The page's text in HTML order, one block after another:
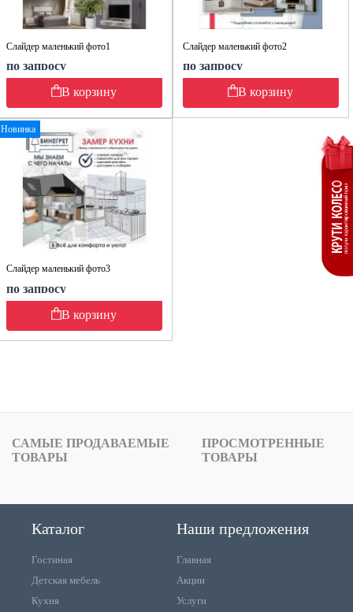
Слайдер маленький фото1
по запросу
В корзину
Слайдер маленький фото2
по запросу
В корзину
Новинка
Слайдер маленький фото3
по запросу
В корзину
САМЫЕ ПРОДАВАЕМЫЕ
ТОВАРЫ
ПРОСМОТРЕННЫЕ
ТОВАРЫ
Каталог
Гостиная
Детская мебель
Кухня
Наши предложения
Главная
Акции
Услуги